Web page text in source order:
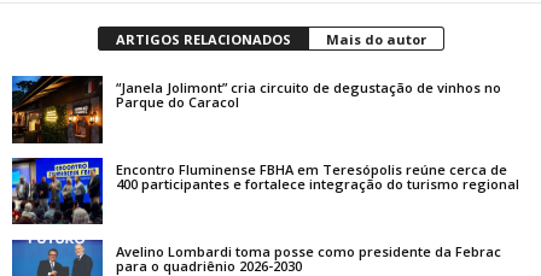
ARTIGOS RELACIONADOS Mais do autor
“Janela Jolimont” cria circuito de degustação de vinhos no
Parque do Caracol
Encontro Fluminense FBHA em Teresópolis reúne cerca de
400 participantes e fortalece integração do turismo regional
Avelino Lombardi toma posse como presidente da Febrac
para o quadriênio 2026-2030